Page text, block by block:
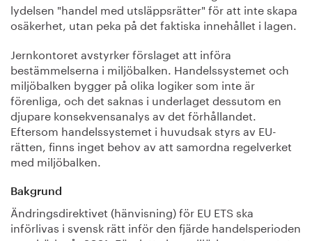
lydelsen "handel med utsläppsrätter" för att inte skapa
osäkerhet, utan peka på det faktiska innehållet i lagen.
Jernkontoret avstyrker förslaget att införa
bestämmelserna i miljöbalken. Handelssystemet och
miljöbalken bygger på olika logiker som inte är
förenliga, och det saknas i underlaget dessutom en
djupare konsekvensanalys av det förhållandet.
Eftersom handelssystemet i huvudsak styrs av EU-
rätten, finns inget behov av att samordna regelverket
med miljöbalken.
Bakgrund
Ändringsdirektivet (hänvisning) för EU ETS ska
införlivas i svensk rätt inför den fjärde handelsperioden